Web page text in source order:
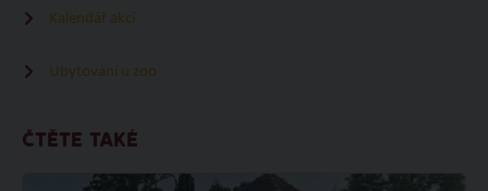
Kalendář akcí
Ubytování u zoo
ČTĚTE TAKÉ